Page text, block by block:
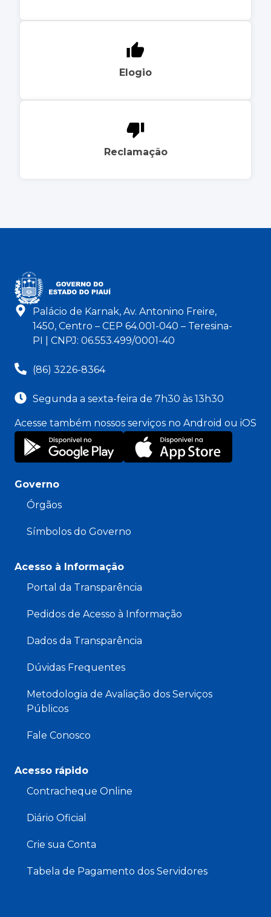
Elogio
Reclamação
Palácio de Karnak, Av. Antonino Freire,
1450, Centro – CEP 64.001-040 – Teresina-
PI | CNPJ: 06.553.499/0001-40
(86) 3226-8364
Segunda a sexta-feira de 7h30 às 13h30
Acesse também nossos serviços no Android ou iOS
Governo
Órgãos
Símbolos do Governo
Acesso à Informação
Portal da Transparência
Pedidos de Acesso à Informação
Dados da Transparência
Dúvidas Frequentes
Metodologia de Avaliação dos Serviços
Públicos
Fale Conosco
Acesso rápido
Contracheque Online
Diário Oficial
Crie sua Conta
Tabela de Pagamento dos Servidores